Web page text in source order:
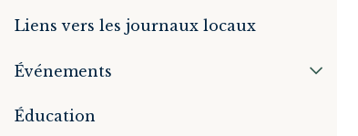
Liens vers les journaux locaux
Événements
Éducation